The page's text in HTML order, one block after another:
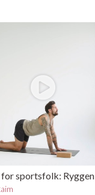
sportsfolk: Ryggen